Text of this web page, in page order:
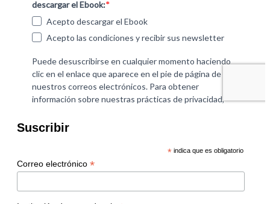
Suscribir
* indica que es obligatorio
Correo electrónico *